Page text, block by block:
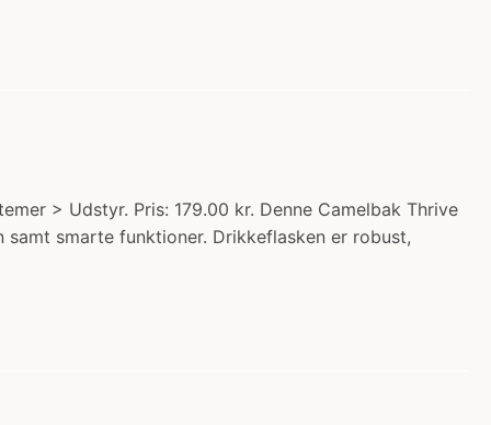
> Udstyr. Pris: 179.00 kr. Denne Camelbak Thrive
smarte funktioner. Drikkeflasken er robust,